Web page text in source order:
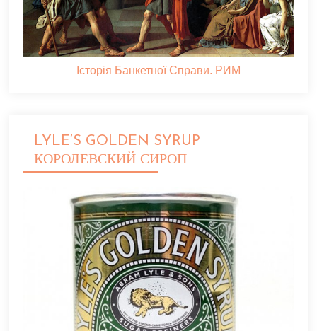
Історія Банкетної Справи. РИМ
LYLE’S GOLDEN SYRUP
КОРОЛЕВСКИЙ СИРОП